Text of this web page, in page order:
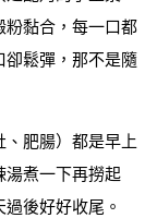
粉黏合，每一口都
卻鬆彈，那不是隨
肥腸）都是早上
湯煮一下再撈起
後好好收尾。